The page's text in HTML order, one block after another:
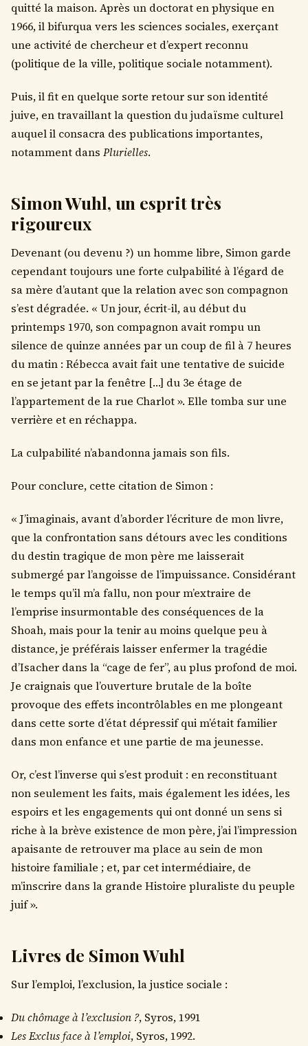
quitté la maison. Après un doctorat en physique en
1966, il bifurqua vers les sciences sociales, exerçant
une activité de chercheur et d’expert reconnu
(politique de la ville, politique sociale notamment).
Puis, il fit en quelque sorte retour sur son identité
juive, en travaillant la question du judaïsme culturel
auquel il consacra des publications importantes,
notamment dans Plurielles.
Simon Wuhl, un esprit très
rigoureux
Devenant (ou devenu ?) un homme libre, Simon garde
cependant toujours une forte culpabilité à l’égard de
sa mère d’autant que la relation avec son compagnon
s’est dégradée. « Un jour, écrit-il, au début du
printemps 1970, son compagnon avait rompu un
silence de quinze années par un coup de fil à 7 heures
du matin : Rébecca avait fait une tentative de suicide
en se jetant par la fenêtre […] du 3e étage de
l’appartement de la rue Charlot ». Elle tomba sur une
verrière et en réchappa.
La culpabilité n’abandonna jamais son fils.
Pour conclure, cette citation de Simon :
« J’imaginais, avant d’aborder l’écriture de mon livre,
que la confrontation sans détours avec les conditions
du destin tragique de mon père me laisserait
submergé par l’angoisse de l’impuissance. Considérant
le temps qu’il m’a fallu, non pour m’extraire de
l’emprise insurmontable des conséquences de la
Shoah, mais pour la tenir au moins quelque peu à
distance, je préférais laisser enfermer la tragédie
d’Isacher dans la “cage de fer”, au plus profond de moi.
Je craignais que l’ouverture brutale de la boîte
provoque des effets incontrôlables en me plongeant
dans cette sorte d’état dépressif qui m’était familier
dans mon enfance et une partie de ma jeunesse.
Or, c’est l’inverse qui s’est produit : en reconstituant
non seulement les faits, mais également les idées, les
espoirs et les engagements qui ont donné un sens si
riche à la brève existence de mon père, j’ai l’impression
apaisante de retrouver ma place au sein de mon
histoire familiale ; et, par cet intermédiaire, de
m’inscrire dans la grande Histoire pluraliste du peuple
juif ».
Livres de Simon Wuhl
Sur l’emploi, l’exclusion, la justice sociale :
Du chômage à l’exclusion ?, Syros, 1991
Les Exclus face à l’emploi, Syros, 1992.